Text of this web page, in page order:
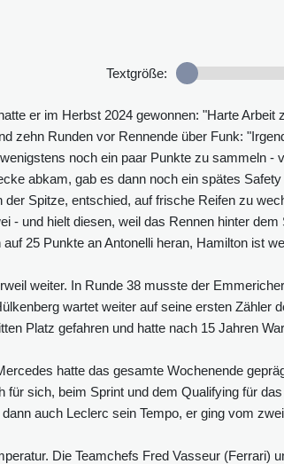
Textgröße:
er im Herbst 2024 gewonnen: "Harte Arbeit
zehn Runden vor Rennende über Funk:
noch ein paar Punkte zu sammeln -
abkam, gab es dann noch ein spätes Safety
Spitze, entschied, auf frische Reifen zu
- und hielt diesen, weil das Rennen hinter dem
25 Punkte an Antonelli heran, Hamilton ist
weiter. In Runde 38 musste der
wartet weiter auf seine ersten Zähler
Platz gefahren und hatte nach 15 Jahren
hatte das gesamte Wochenende
sich, beim Sprint und dem Qualifying für
auch Leclerc sein Tempo, er ging vom
Die Teamchefs Fred Vasseur (Ferrari)